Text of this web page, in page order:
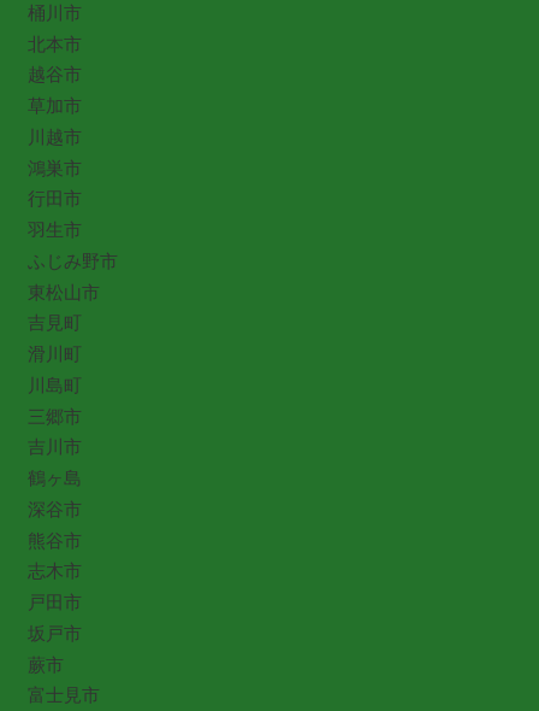
桶川市
北本市
越谷市
草加市
川越市
鴻巣市
行田市
羽生市
ふじみ野市
東松山市
吉見町
滑川町
川島町
三郷市
吉川市
鶴ヶ島
深谷市
熊谷市
志木市
戸田市
坂戸市
蕨市
富士見市